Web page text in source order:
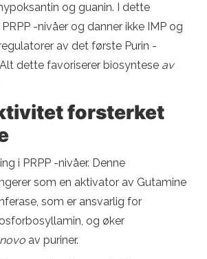
og guanin. I dette
-nivåer og danner ikke IMP og
av det første Purin -
dette favoriserer biosyntese av
forsterket
i PRPP -nivåer. Denne
som en aktivator av Gutamine
som er ansvarlig for
og øker
av puriner.